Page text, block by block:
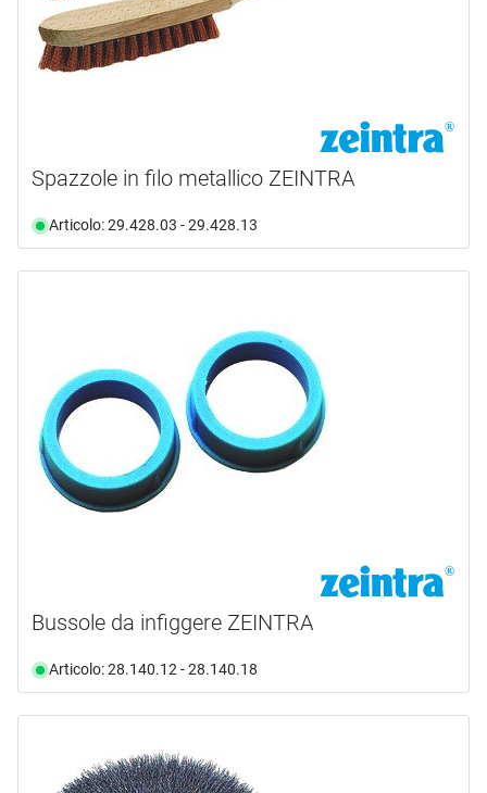
Spazzole in filo metallico ZEINTRA
Articolo: 29.428.03 - 29.428.13
Bussole da infiggere ZEINTRA
Articolo: 28.140.12 - 28.140.18